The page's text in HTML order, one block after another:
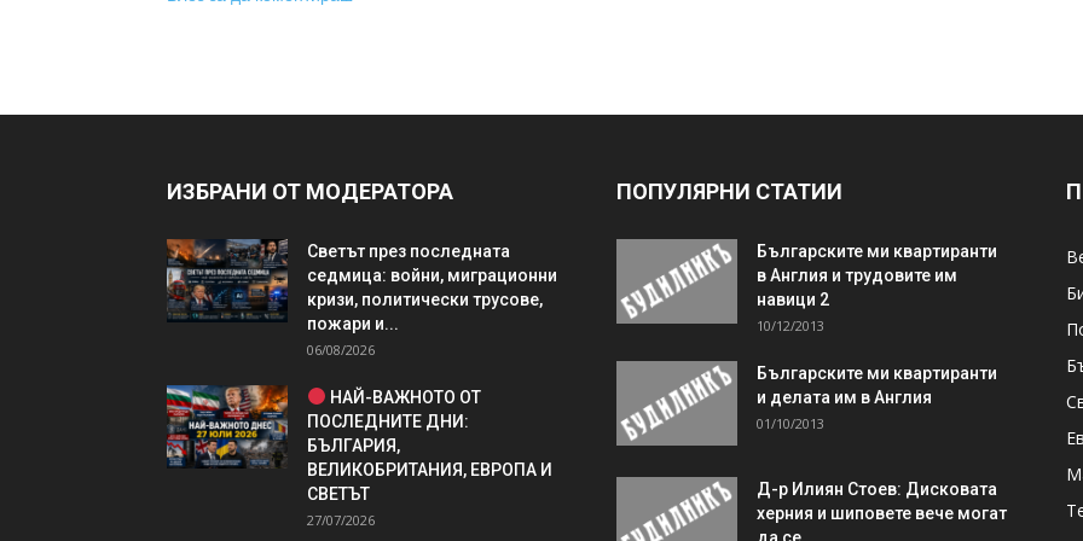
ИЗБРАНИ ОТ МОДЕРАТОРА
Светът през последната
седмица: войни, миграционни
кризи, политически трусове,
пожари и...
06/08/2026
НАЙ-ВАЖНОТО ОТ
ПОСЛЕДНИТЕ ДНИ:
БЪЛГАРИЯ,
ВЕЛИКОБРИТАНИЯ, ЕВРОПА И
СВЕТЪТ
27/07/2026
ПОПУЛЯРНИ СТАТИИ
Българските ми квартиранти
в Англия и трудовите им
навици 2
10/12/2013
Българските ми квартиранти
и делата им в Англия
01/10/2013
Д-р Илиян Стоев: Дисковата
херния и шиповете вече могат